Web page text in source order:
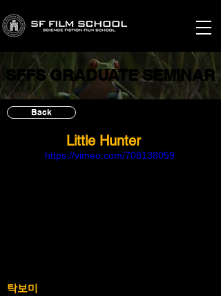
SFFS GRADUATE SEMINAR
SFFS GRADUATE SEMINAR
Back
https://vimeo.com/708138059
Little Hunter
탁보미